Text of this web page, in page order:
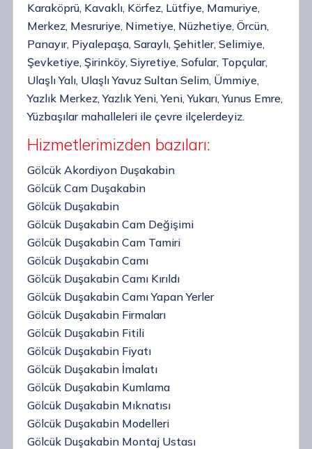
Karaköprü, Kavaklı, Körfez, Lütfiye, Mamuriye,
Merkez, Mesruriye, Nimetiye, Nüzhetiye, Örcün,
Panayır, Piyalepaşa, Saraylı, Şehitler, Selimiye,
Şevketiye, Şirinköy, Siyretiye, Sofular, Topçular,
Ulaşlı Yalı, Ulaşlı Yavuz Sultan Selim, Ümmiye,
Yazlık Merkez, Yazlık Yeni, Yeni, Yukarı, Yunus Emre,
Yüzbaşılar mahalleleri ile çevre ilçelerdeyiz.
Hizmetlerimizden bazıları:
Gölcük Akordiyon Duşakabin
Gölcük Cam Duşakabin
Gölcük Duşakabin
Gölcük Duşakabin Cam Değişimi
Gölcük Duşakabin Cam Tamiri
Gölcük Duşakabin Camı
Gölcük Duşakabin Camı Kırıldı
Gölcük Duşakabin Camı Yapan Yerler
Gölcük Duşakabin Firmaları
Gölcük Duşakabin Fitili
Gölcük Duşakabin Fiyatı
Gölcük Duşakabin İmalatı
Gölcük Duşakabin Kumlama
Gölcük Duşakabin Mıknatısı
Gölcük Duşakabin Modelleri
Gölcük Duşakabin Montaj Ustası